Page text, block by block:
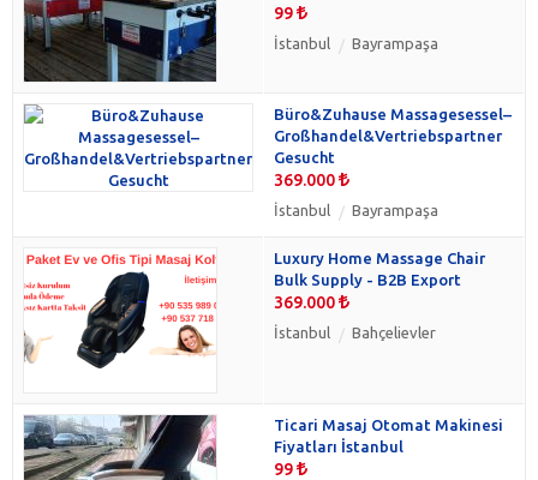
99
İstanbul Bayrampaşa
Büro&Zuhause Massagesessel–
Großhandel&Vertriebspartner
Gesucht
369.000
İstanbul Bayrampaşa
Luxury Home Massage Chair
Bulk Supply - B2B Export
369.000
İstanbul Bahçelievler
Ticari Masaj Otomat Makinesi
Fiyatları İstanbul
99